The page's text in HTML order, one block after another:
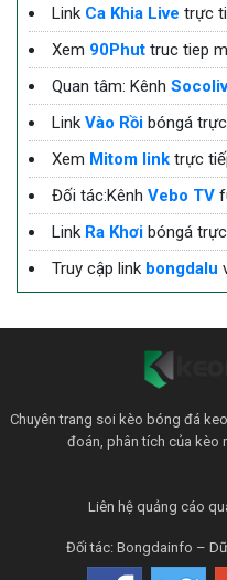
Link Ca Khia Live trực
Xem 90Phut truc tiep
Quan tâm: Kênh
Link Vào Rồi bóngá
Xem Mitom link trực
Đối tác:Kênh Vebo TV
Link Ra Khơi bóngá
Truy cập link bongdalu
Chuyên trang soi kèo bóng đá
đoán, phân tích của kèo
Liên hệ quảng cáo
Đối tác: Bongdainfo –